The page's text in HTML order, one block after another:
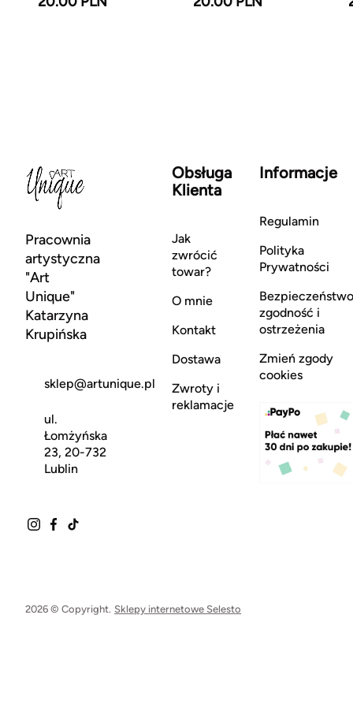
Pracownia
artystyczna
"Art
Unique"
Katarzyna
Krupińska
sklep@artunique.pl
ul.
Łomżyńska
23, 20-732
Lublin
Obsługa
Klienta
Jak
zwrócić
towar?
O mnie
Kontakt
Dostawa
Zwroty i
reklamacje
Informacje
Regulamin
Polityka
Prywatności
zgodność i
ostrzeżenia
Zmień zgody
cookies
2026 © Copyright. Sklepy internetowe Selesto